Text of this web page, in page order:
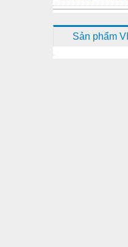
Dịch vụ - Thi công
Sản phẩm